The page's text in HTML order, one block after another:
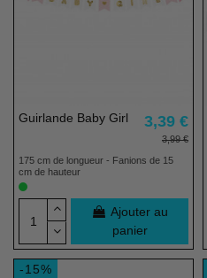
Guirlande Baby Girl 3,39 €
3,99 €
175 cm de longueur - Fanions de 15
cm de hauteur
Ajouter au
panier
-15%